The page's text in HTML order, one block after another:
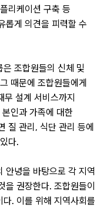
리케이션 구축 등
롭게 의견을 피력할 수
은 조합원들의 신체 및
때문에 조합원들에게
설계 서비스까지
인과 가족에 대한
질 관리, 식단 관리 등에
다.
안녕을 바탕으로 각 지역
을 권장한다. 조합원들이
. 이를 위해 지역사회를